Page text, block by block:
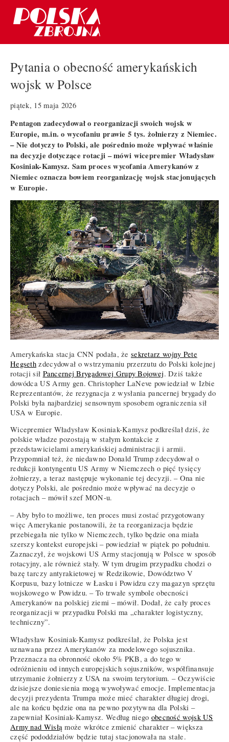
Pytania o obecność amerykańskich
wojsk w Polsce
piątek, 15 maja 2026
Pentagon zadecydował o reorganizacji swoich wojsk w
Europie, m.in. o wycofaniu prawie 5 tys. żołnierzy z Niemiec.
– Nie dotyczy to Polski, ale pośrednio może wpływać właśnie
na decyzje dotyczące rotacji – mówi wicepremier Władysław
Kosiniak-Kamysz. Sam proces wycofania Amerykanów z
Niemiec oznacza bowiem reorganizację wojsk stacjonujących
w Europie.
Amerykańska stacja CNN podała, że sekretarz wojny Pete
Hegseth zdecydował o wstrzymaniu przerzutu do Polski kolejnej
rotacji sił Pancernej Brygadowej Grupy Bojowej. Dziś także
dowódca US Army gen. Christopher LaNeve powiedział w Izbie
Reprezentantów, że rezygnacja z wysłania pancernej brygady do
Polski była najbardziej sensownym sposobem ograniczenia sił
USA w Europie.
Wicepremier Władysław Kosiniak-Kamysz podkreślał dziś, że
polskie władze pozostają w stałym kontakcie z
przedstawicielami amerykańskiej administracji i armii.
Przypomniał też, że niedawno Donald Trump zdecydował o
redukcji kontyngentu US Army w Niemczech o pięć tysięcy
żołnierzy, a teraz następuje wykonanie tej decyzji. – Ona nie
dotyczy Polski, ale pośrednio może wpływać na decyzje o
rotacjach – mówił szef MON-u.
– Aby było to możliwe, ten proces musi zostać przygotowany
więc Amerykanie postanowili, że ta reorganizacja będzie
przebiegała nie tylko w Niemczech, tylko będzie ona miała
szerszy kontekst europejski – powiedział w piątek po południu.
Zaznaczył, że wojskowi US Army stacjonują w Polsce w sposób
rotacyjny, ale również stały. W tym drugim przypadku chodzi o
bazę tarczy antyrakietowej w Redzikowie, Dowództwo V
Korpusu, bazy lotnicze w Łasku i Powidzu czy magazyn sprzętu
wojskowego w Powidzu. – To trwałe symbole obecności
Amerykanów na polskiej ziemi – mówił. Dodał, że cały proces
reorganizacji w przypadku Polski ma „charakter logistyczny,
techniczny”.
Władysław Kosiniak-Kamysz podkreślał, że Polska jest
uznawana przez Amerykanów za modelowego sojusznika.
Przeznacza na obronność około 5% PKB, a do tego w
odróżnieniu od innych europejskich sojuszników, współfinansuje
utrzymanie żołnierzy z USA na swoim terytorium. – Oczywiście
dzisiejsze doniesienia mogą wywoływać emocje. Implementacja
decyzji prezydenta Trumpa może mieć charakter długiej drogi,
ale na końcu będzie ona na pewno pozytywna dla Polski –
zapewniał Kosiniak-Kamysz. Według niego obecność wojsk US
Army nad Wisłą może wkrótce zmienić charakter – większa
część pododdziałów będzie tutaj stacjonowała na stałe.